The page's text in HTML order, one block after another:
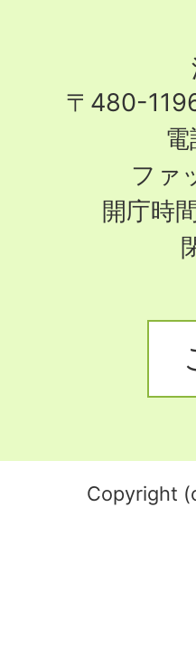
〒480-
ファ
開庁時
Copyright